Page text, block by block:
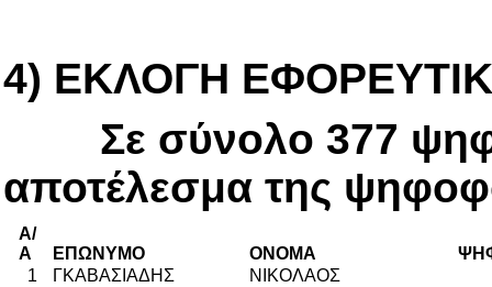
4) ΕΚΛΟΓΗ
Σε σύνολο 377
αποτέλεσμα της
Α/
Α
ΕΠΩΝΥΜΟ ΟΝΟΜΑ
1
ΓΚΑΒΑΣΙΑΔΗΣ
ΝΙΚΟΛΑΟΣ